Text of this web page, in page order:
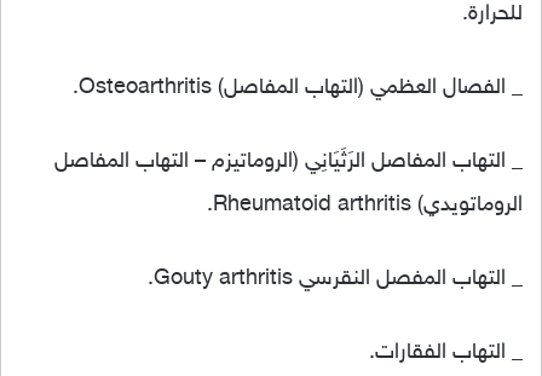
للحرارة.
_ الفصال العظمي (التهاب المفاصل) Osteoarthritis.
_ التهاب المفاصل الرَثَيَانِي (الروماتيزم – التهاب المفاصل
الروماتويدي) Rheumatoid arthritis.
_ التهاب المفصل النقرسي Gouty arthritis.
_ التهاب الفقارات.